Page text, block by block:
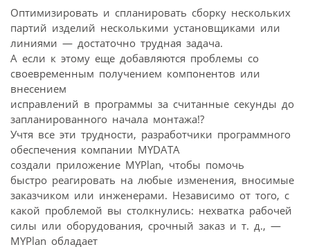
Оптимизировать и спланировать сборку нескольких
партий изделий несколькими установщиками или
линиями — достаточно трудная задача.
А если к этому еще добавляются проблемы со
своевременным получением компонентов или
внесением
исправлений в программы за считанные секунды до
запланированного начала монтажа!?
Учтя все эти трудности, разработчики программного
обеспечения компании MYDATA
создали приложение MYPlan, чтобы помочь
быстро реагировать на любые изменения, вносимые
заказчиком или инженерами. Независимо от того, с
какой проблемой вы столкнулись: нехватка рабочей
силы или оборудования, срочный заказ и т. д., —
MYPlan обладает